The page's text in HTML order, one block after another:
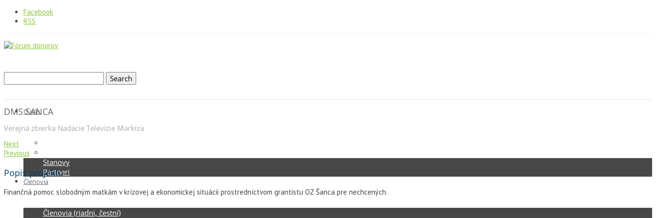
Facebook
RSS
O nás
Stanovy
Partneri
Členovia
Členovia (riadni, čestní)
DMS SANCA
Verejná zbierka Nadácie Televízie Markíza
Next
Previous
Popis projektu
Finančná pomoc slobodným matkám v krízovej a ekonomickej situácii prostredníctvom grantistu OZ Šanca pre nechcených.